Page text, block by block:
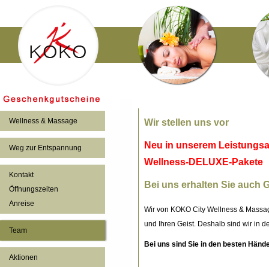
Wellness & Massage
Weg zur Entspannung
Kontakt
Öffnungszeiten
Anreise
Team
Aktionen
Wir stellen uns vor
Neu in unserem
Wellness-DELUXE-Pakete
Bei uns erhalten Sie auch
Wir von KOKO City Wellness &
und Ihren Geist. Deshalb sind wir in
Bei uns sind Sie in den besten